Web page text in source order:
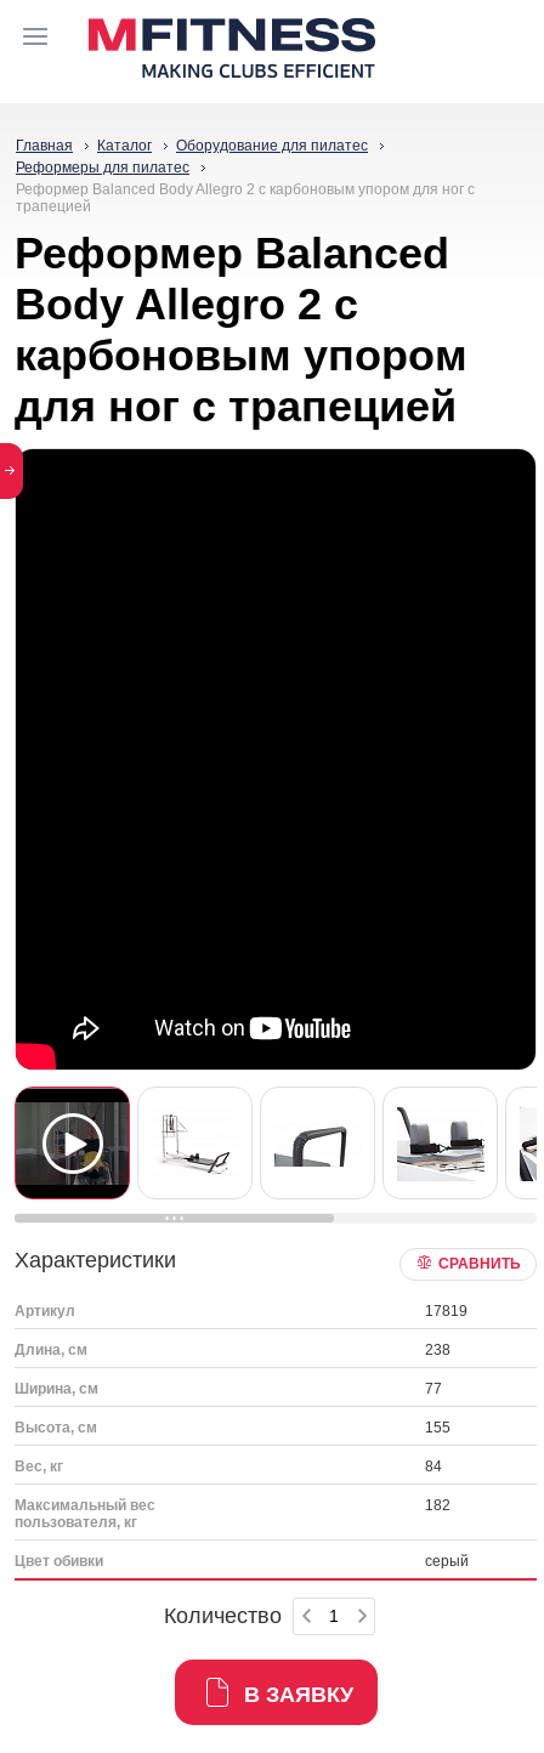
Главная Каталог
Оборудование для пилатес
Реформеры для пилатес
Реформер Balanced Body Allegro 2 с карбоновым упором для ног с
трапецией
Реформер Balanced
Body Allegro 2 с
карбоновым упором
для ног с трапецией
Характеристики СРАВНИТЬ
Артикул 17819
Длина, см 238
Ширина, см 77
Высота, см 155
Вес, кг 84
Максимальный вес
пользователя, кг
182
Цвет обивки серый
Количество
В ЗАЯВКУ